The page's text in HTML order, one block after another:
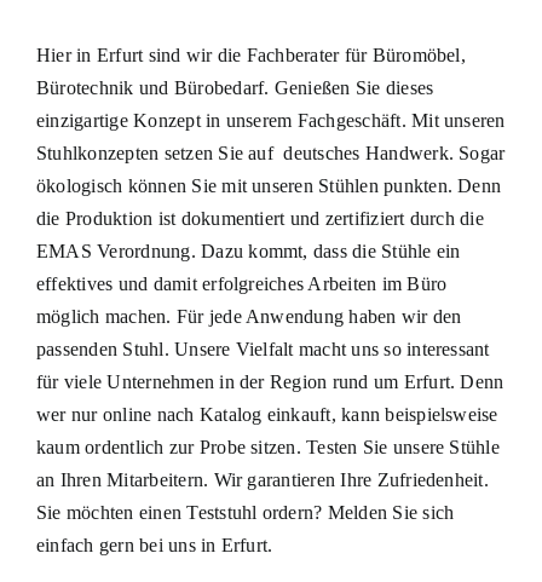
Hier in Erfurt sind wir die Fachberater für Büromöbel,
Bürotechnik und Bürobedarf. Genießen Sie dieses
einzigartige Konzept in unserem Fachgeschäft. Mit unseren
Stuhlkonzepten setzen Sie auf deutsches Handwerk. Sogar
ökologisch können Sie mit unseren Stühlen punkten. Denn
die Produktion ist dokumentiert und zertifiziert durch die
EMAS Verordnung. Dazu kommt, dass die Stühle ein
effektives und damit erfolgreiches Arbeiten im Büro
möglich machen. Für jede Anwendung haben wir den
passenden Stuhl. Unsere Vielfalt macht uns so interessant
für viele Unternehmen in der Region rund um Erfurt. Denn
wer nur online nach Katalog einkauft, kann beispielsweise
kaum ordentlich zur Probe sitzen. Testen Sie unsere Stühle
an Ihren Mitarbeitern. Wir garantieren Ihre Zufriedenheit.
Sie möchten einen Teststuhl ordern? Melden Sie sich
einfach gern bei uns in Erfurt.